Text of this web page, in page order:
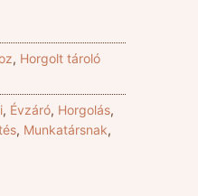
, Horgolt tároló
, Évzáró, Horgolás,
, Munkatársnak,